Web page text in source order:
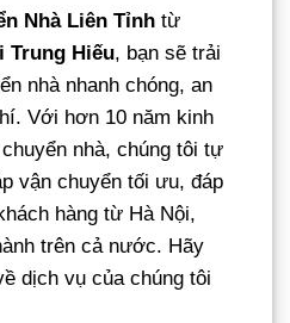
Nhà Liên Tỉnh từ
Trung Hiếu, bạn sẽ trải
nhà nhanh chóng, an
Với hơn 10 năm kinh
nhà, chúng tôi tự
vận chuyển tối ưu, đáp
hàng từ Hà Nội,
trên cả nước. Hãy
dịch vụ của chúng tôi